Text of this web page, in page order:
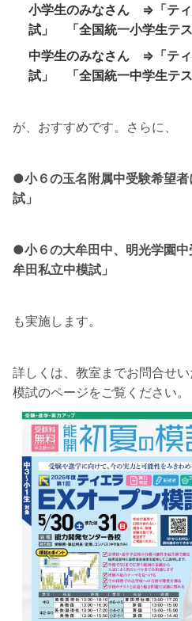
小学生のみなさん ⇒「ティ
試」 「全国統一小学生テス
中学生のみなさん ⇒「ティ
試」 「全国統一中学生テス
が、おすすめです。さらに、
●小６の玉名附属中受験希
試」
●小６の大牟田中、明光学
牟田私立中模試」
も実施します。
詳しくは、教室までお問合せ
模試のページをご覧ください。